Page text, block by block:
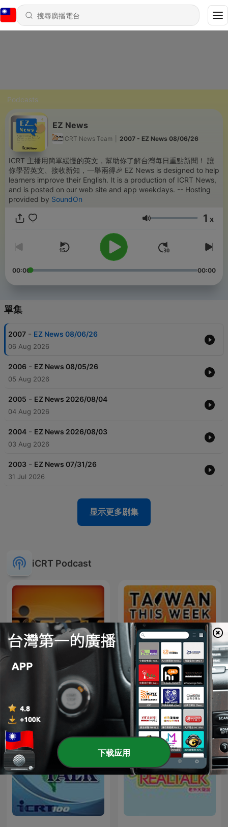
Podcasts
EZ News
ICRT News Team 2007 - EZ News 08/06/26
ICRT 主播用簡單緩慢的英文，幫助你了解台灣每日重點新聞！ 讓
你學習英文、接收新知，一舉兩得🎉 EZ News is designed to help
learners improve their English. It is a production of ICRT News,
and is posted on our web site and app weekdays. -- Hosting
provided by SoundOn
音量 1 x
00:00 00:00
單集
2007 - EZ News 08/06/26
06 Aug 2026
2006 - EZ News 08/05/26
05 Aug 2026
2005 - EZ News 2026/08/04
04 Aug 2026
2004 - EZ News 2026/08/03
03 Aug 2026
2003 - EZ News 07/31/26
31 Jul 2026
显示更多剧集
iCRT Podcast
ICRT English in the News Taiwan This Week
下载应用